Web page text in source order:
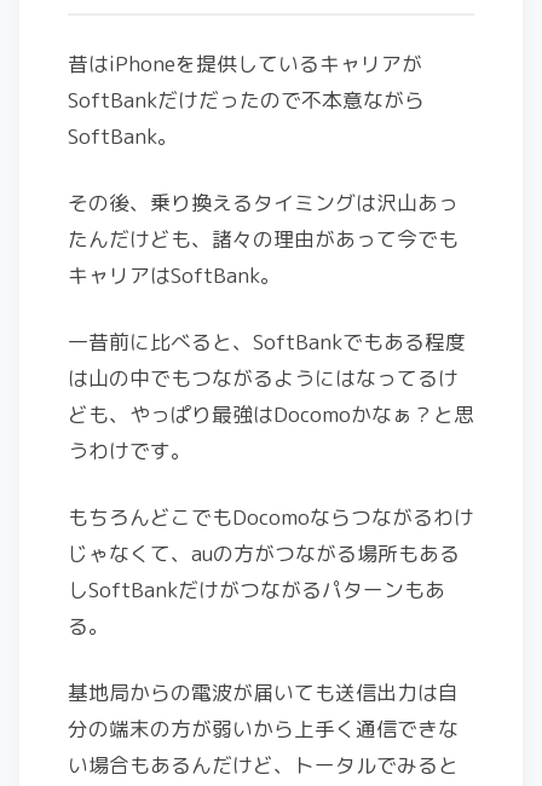
昔はiPhoneを提供しているキャリアが
SoftBankだけだったので不本意ながら
SoftBank。
その後、乗り換えるタイミングは沢山あっ
たんだけども、諸々の理由があって今でも
キャリアはSoftBank。
一昔前に比べると、SoftBankでもある程度
は山の中でもつながるようにはなってるけ
ども、やっぱり最強はDocomoかなぁ？と思
うわけです。
もちろんどこでもDocomoならつながるわけ
じゃなくて、auの方がつながる場所もある
しSoftBankだけがつながるパターンもあ
る。
基地局からの電波が届いても送信出力は自
分の端末の方が弱いから上手く通信できな
い場合もあるんだけど、トータルでみると